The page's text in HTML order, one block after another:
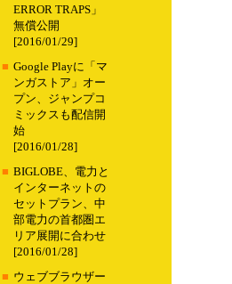
ERROR TRAPS」
無償公開
[2016/01/29]
■ Google Playに「マ
ンガストア」オー
プン、ジャンプコ
ミックスも配信開
始
[2016/01/28]
■ BIGLOBE、電力と
インターネットの
セットプラン、中
部電力の首都圏エ
リア展開に合わせ
[2016/01/28]
■ ウェブブラウザー